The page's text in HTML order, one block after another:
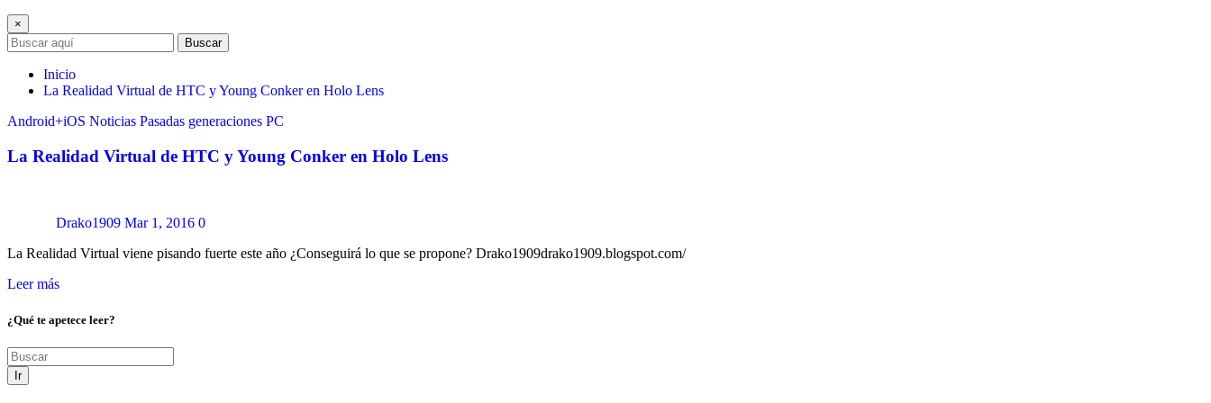
×
Buscar
Inicio
La Realidad Virtual de HTC y Young Conker en Holo Lens
Android+iOS Noticias Pasadas generaciones PC
La Realidad Virtual de HTC y Young Conker en Holo Lens
Drako1909 Mar 1, 2016 0
La Realidad Virtual viene pisando fuerte este año ¿Conseguirá lo que se propone? Drako1909drako1909.blogspot.com/
Leer más
¿Qué te apetece leer?
Ir